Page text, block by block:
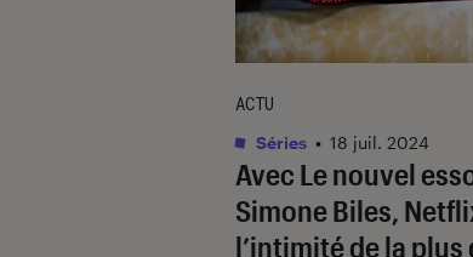
Avec Le nouvel
Simone Biles,
l’intimité de la plus
ACTU
Séries • 18 juil. 2024